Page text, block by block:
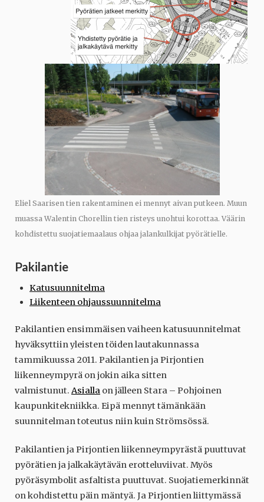
Eliel Saarisen tien rakentaminen ei mennyt aivan putkeen. Muun
muassa Walentin Chorellin tien risteys unohtui korottaa. Väärin
kohdistettu suojatiemaalaus ohjaa jalankulkijat pyörätielle.
Pakilantie
Katusuunnitelma
Liikenteen ohjaussuunnitelma
Pakilantien ensimmäisen vaiheen katusuunnitelmat
hyväksyttiin yleisten töiden lautakunnassa
tammikuussa 2011. Pakilantien ja Pirjontien
liikenneympyrä on jokin aika sitten
valmistunut. Asialla on jälleen Stara – Pohjoinen
kaupunkitekniikka. Eipä mennyt tämänkään
suunnitelman toteutus niin kuin Strömsössä.
Pakilantien ja Pirjontien liikenneympyrästä puuttuvat
pyörätien ja jalkakäytävän erotteluviivat. Myös
pyöräsymbolit asfaltista puuttuvat. Suojatiemerkinnät
on kohdistettu päin mäntyä. Ja Pirjontien liittymässä